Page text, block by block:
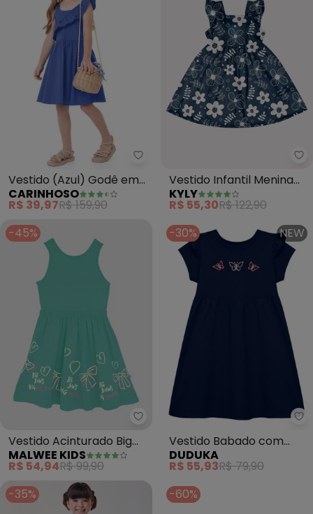
Carinhoso - Vestido (Azul)
Vestido (Azul) Godê em
Algodão Stretch Menina
CARINHOSO
R$ 39,97R$ 159,90
Vestido Infantil Menina
Flores (Azul Marinho)
KYLY
R$ 55,30R$ 122,90
-45%
Malwee Kids - Vestido
Vestido Acinturado Big
Bows (Azul)
MALWEE KIDS
R$ 54,94R$ 99,90
-30% NEW
Vestido Babado com
Bordado Borboleta (Azul
)
DUDUKA
R$ 55,93R$ 79,90
-35%
-60%